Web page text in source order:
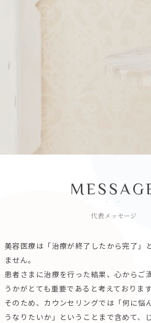
代表メッセージ
美容医療は「治療が終了したから完了」
ません。
患者さまに治療を行った結果、心からご
うかがとても重要であると考えております
そのため、カウンセリングでは「何に悩
うなりたいか」ということまで含めて、